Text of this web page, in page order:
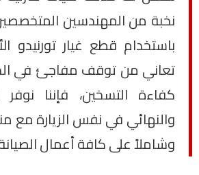
نخبة من المهندسين
باستخدام قطع غيار تورنيدو
تعاني من توقف مفاجئ في
كفاءة التسخين، فإننا
والنهائي في نفس الزيارة مع
وشاملاً على كافة أعمال